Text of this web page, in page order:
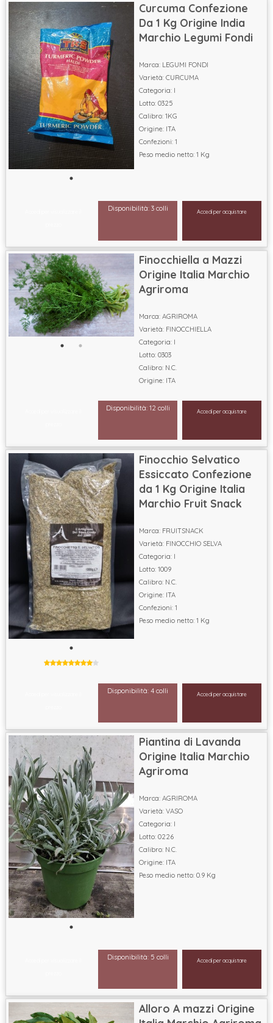
Curcuma Confezione
Da 1 Kg Origine India
Marchio Legumi Fondi
Marca: LEGUMI FONDI
Varietà: CURCUMA
Categoria: I
Lotto: 0325
Calibro: 1KG
Origine: ITA
Confezioni: 1
Peso medio netto: 1 Kg
Disponibilità: 3 colli Accedi per acquistare
Finocchiella a Mazzi
Origine Italia Marchio
Agriroma
Marca: AGRIROMA
Varietà: FINOCCHIELLA
Categoria: I
Lotto: 0303
Calibro: N.C.
Origine: ITA
Disponibilità: 12 colli Accedi per acquistare
Finocchio Selvatico
Essiccato Confezione
da 1 Kg Origine Italia
Marchio Fruit Snack
Marca: FRUITSNACK
Varietà: FINOCCHIO SELVA
Categoria: I
Lotto: 1009
Calibro: N.C.
Origine: ITA
Confezioni: 1
Peso medio netto: 1 Kg
Disponibilità: 4 colli Accedi per acquistare
Piantina di Lavanda
Origine Italia Marchio
Agriroma
Marca: AGRIROMA
Varietà: VASO
Categoria: I
Lotto: 0226
Calibro: N.C.
Origine: ITA
Peso medio netto: 0.9 Kg
Disponibilità: 5 colli Accedi per acquistare
Alloro A mazzi Origine